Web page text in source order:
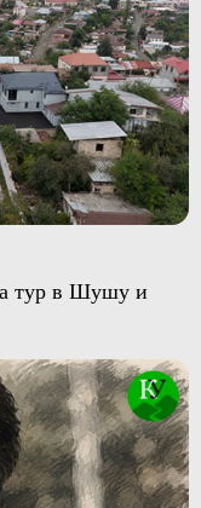
тур в Шушу и